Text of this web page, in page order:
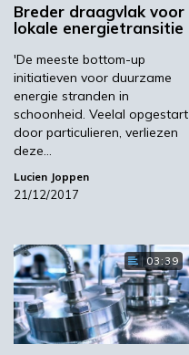
Breder draagvlak voor
lokale energietransitie
'De meeste bottom-up
initiatieven voor duurzame
energie stranden in
schoonheid. Veelal opgestart
door particulieren, verliezen
deze…
Lucien Joppen
21/12/2017
03:39